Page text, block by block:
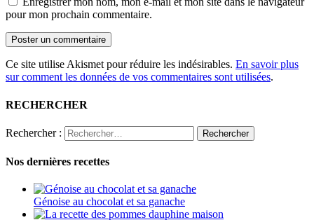
pour mon prochain commentaire.
Ce site utilise Akismet pour réduire les indésirables. En savoir plus
sur comment les données de vos commentaires sont utilisées.
RECHERCHER
Rechercher :
Nos dernières recettes
Génoise au chocolat et sa ganache